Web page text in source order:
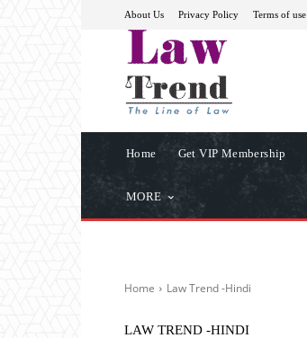
About Us Privacy Policy Terms of use
Home Get VIP Membership
MORE
Home Law Trend -Hindi
LAW TREND -HINDI